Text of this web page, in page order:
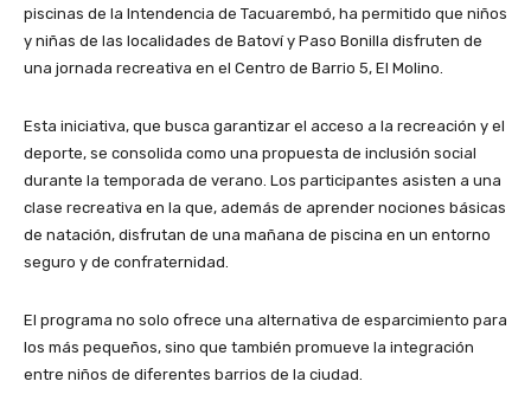
piscinas de la Intendencia de Tacuarembó, ha permitido que niños
y niñas de las localidades de Batoví y Paso Bonilla disfruten de
una jornada recreativa en el Centro de Barrio 5, El Molino.
Esta iniciativa, que busca garantizar el acceso a la recreación y el
deporte, se consolida como una propuesta de inclusión social
durante la temporada de verano. Los participantes asisten a una
clase recreativa en la que, además de aprender nociones básicas
de natación, disfrutan de una mañana de piscina en un entorno
seguro y de confraternidad.
El programa no solo ofrece una alternativa de esparcimiento para
los más pequeños, sino que también promueve la integración
entre niños de diferentes barrios de la ciudad.